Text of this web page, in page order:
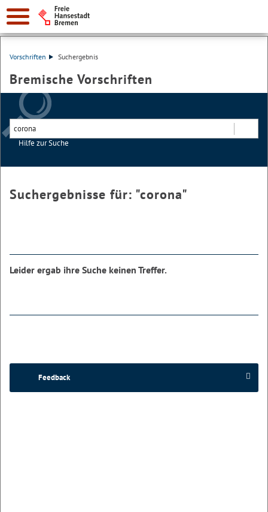
Vorschriften Suchergebnis
Bremische Vorschriften
Hilfe zur Suche
Suchergebnisse für: "corona"
Leider ergab ihre Suche keinen Treffer.
Feedback